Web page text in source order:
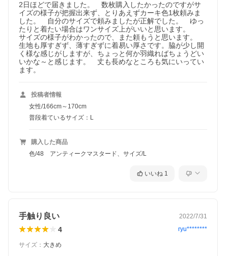
2日ほどで届きました。　数枚購入したかったのですがサ
イズの様子が把握出来ず、とりあえずカーキ色1枚頼みま
した。　自分のサイズで頼みましたが正解でした。　ゆっ
たりと着たい場合はワンサイズ上がいいと思います。
サイズの様子がわかったので、また頼もうと思います。
生地も厚すぎず、薄すぎずに着易い厚さです。脇が少し開
く様な感じがしますが、ちょっと何か羽織ればちょうどい
いかな～と感じます。　丈も長めなところも気にいってい
ます。
投稿者情報
女性/166cm～170cm
普段着ているサイズ：L
購入した商品
色/48 アンティークマスタード、サイズ/L
いいね 1
手触り良い 2022/7/31
4 ryu********
サイズ ： 大きめ